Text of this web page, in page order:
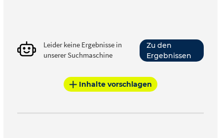
Leider keine Ergebnisse in
unserer Suchmaschine
Zu den
Ergebnissen
Inhalte vorschlagen